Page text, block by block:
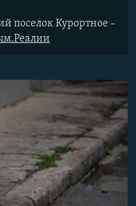
поселок Курортное –